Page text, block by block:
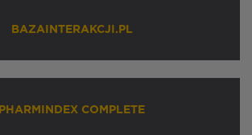
BAZAINTERAKCJI.PL
PHARMINDEX COMPLETE